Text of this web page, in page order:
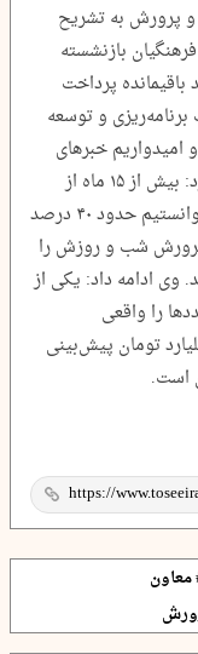
پرورش به تشریح
بازنشسته
تلاش می‌کنیم تا ۶۰ درصد باقیمانده پرداخت
و توسعه
خبر‌های
خوبی بشنویم. قاشم احمدی لاشکی اظهار کرد: بیش از ۱۵ ماه از
بازنشستگی برخی فرهنگیان گذشته است و توانستیم حدود ۴۰ درصد
پرورش شب و روزش را
وی ادامه داد: یکی از
را واقعی
مثلا حدود ۲۲ هزار میلیارد تومان پیش‌بینی
معاون